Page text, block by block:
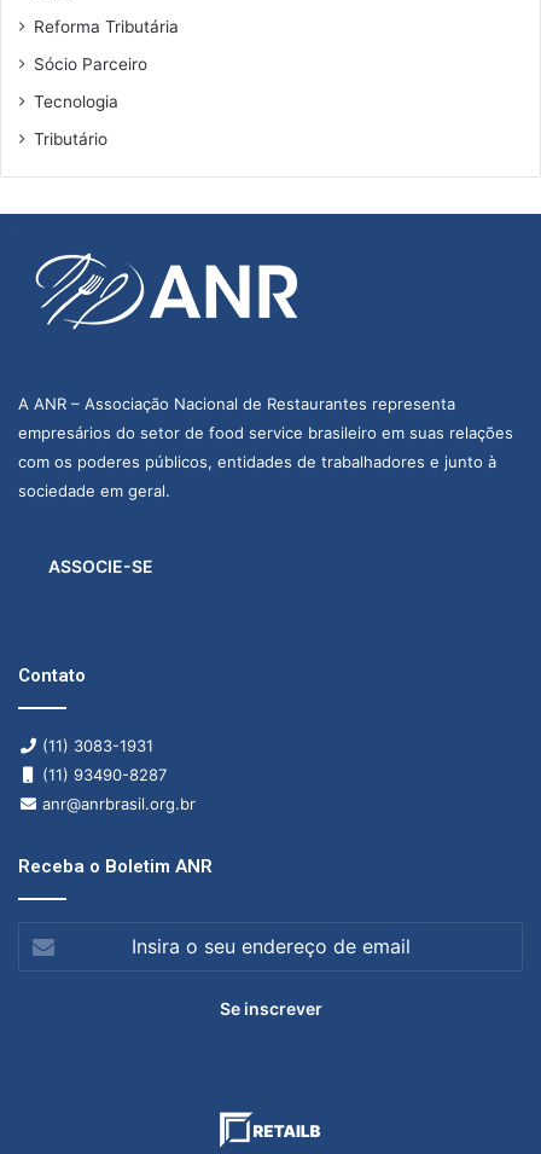
Reforma Tributária
Sócio Parceiro
Tecnologia
Tributário
A ANR – Associação Nacional de Restaurantes representa
empresários do setor de food service brasileiro em suas relações
com os poderes públicos, entidades de trabalhadores e junto à
sociedade em geral.
ASSOCIE-SE
Contato
(11) 3083-1931
(11) 93490-8287
anr@anrbrasil.org.br
Receba o Boletim ANR